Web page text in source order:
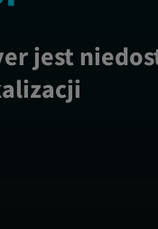
jest